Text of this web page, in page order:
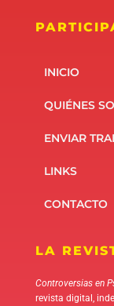
INICIO
QUIÉNES
ENVIAR
LINKS
CONTACTO
LA
Controversias en
revista digital,